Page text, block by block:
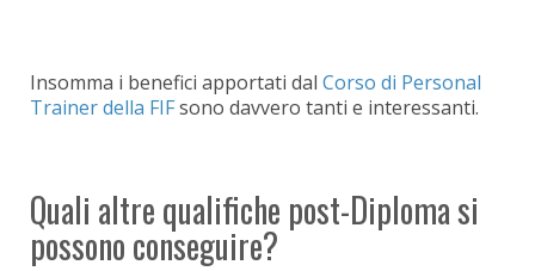
Insomma i benefici apportati dal Corso di Personal
Trainer della FIFsono davvero tanti e interessanti.
Quali altre qualifiche post-Diploma si
possono conseguire?